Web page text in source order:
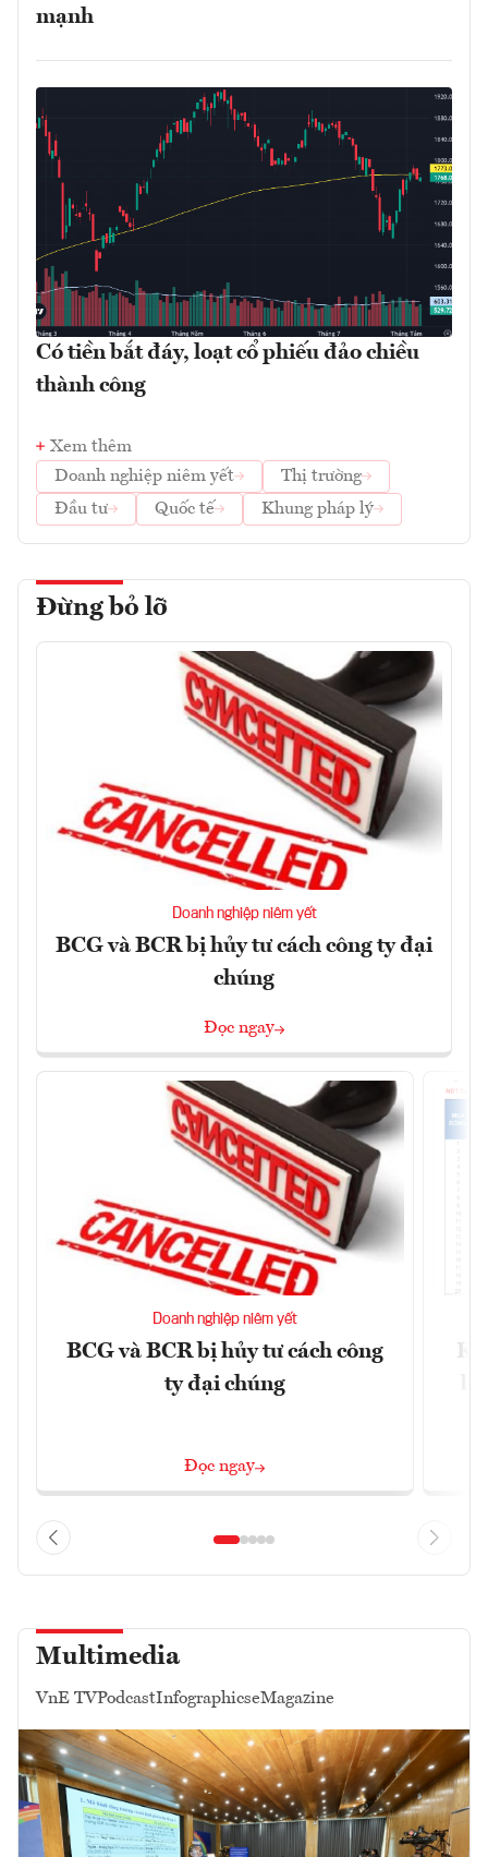
mạnh
Có tiền bắt đáy, loạt cổ phiếu đảo chiều
thành công
Xem thêm
Doanh nghiệp niêm yết
Thị trường
Đầu tư
Quốc tế Khung pháp lý
Đừng bỏ lỡ
Doanh nghiệp niêm yết
BCG và BCR bị hủy tư cách công ty đại
chúng
Đọc ngay
Doanh nghiệp niêm yết
BCG và BCR bị hủy tư cách công
ty đại chúng
Đọc ngay
Multimedia
VnE TVPodcastInfographicseMagazine